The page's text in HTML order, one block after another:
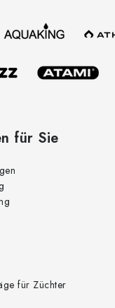
für Sie
für Züchter